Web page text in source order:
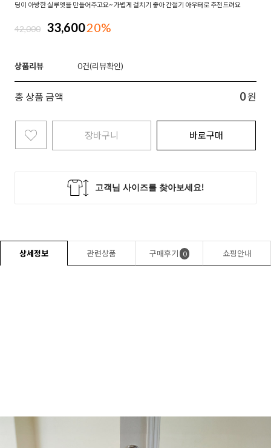
딩이 아방한 실루엣을 만들어주고요~ 가볍게 걸치기 좋아 간절기 아우터로 추천드려요
42,000 33,60020%
상품리뷰 0
총 상품 금액 0 원
장바구니 바로구매
상세정보 관련상품 구매후기 0 쇼핑안내